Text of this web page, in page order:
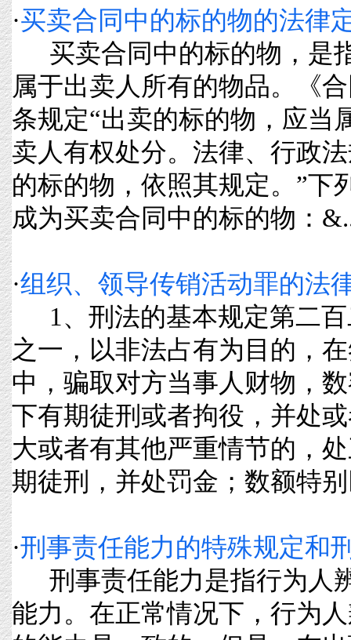
·买卖合同中的标的物的法律
买卖合同中的标的物，是
属于出卖人所有的物品。《
条规定“出卖的标的物，应当
卖人有权处分。法律、行政
的标的物，依照其规定。”下
成为买卖合同中的标的物：
·组织、领导传销活动罪的法
1、刑法的基本规定第二百
之一，以非法占有为目的，
中，骗取对方当事人财物，
下有期徒刑或者拘役，并处
大或者有其他严重情节的，
期徒刑，并处罚金；数额特
·刑事责任能力的特殊规定和
刑事责任能力是指行为人
能力。在正常情况下，行为